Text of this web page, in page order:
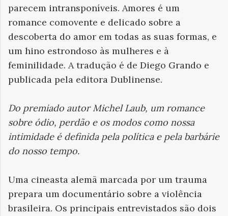
parecem intransponíveis. Amores é um
romance comovente e delicado sobre a
descoberta do amor em todas as suas formas, e
um hino estrondoso às mulheres e à
feminilidade. A tradução é de Diego Grando e
publicada pela editora Dublinense.
Do premiado autor Michel Laub, um romance
sobre ódio, perdão e os modos como nossa
intimidade é definida pela política e pela barbárie
do nosso tempo.
Uma cineasta alemã marcada por um trauma
prepara um documentário sobre a violência
brasileira. Os principais entrevistados são dois